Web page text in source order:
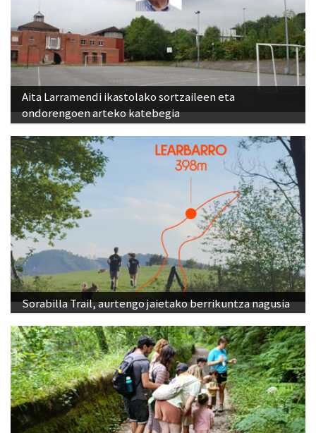
Aita Larramendi ikastolako sortzaileen eta
ondorengoen arteko katebegia
Sorabilla Trail, aurtengo jaietako berrikuntza nagusia